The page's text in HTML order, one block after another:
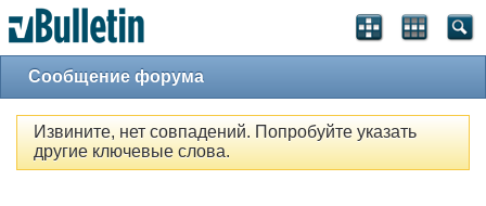
Сообщение форума
Извините, нет совпадений. Попробуйте указать
другие ключевые слова.